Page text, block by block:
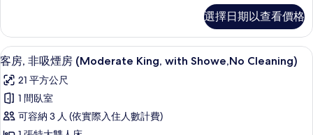
煙
房
(with
Shower
Room,
No
Cleaning)
雙
人
房,
吸
煙
房
(with
選擇日期以查看價格
顯
示
客
房,
非
8
客房, 非吸煙房 (Moderate King, with Showe,No Cleaning)
21 平方公尺
1 間臥室
可容納 3 人 (依實際入住人數計費)